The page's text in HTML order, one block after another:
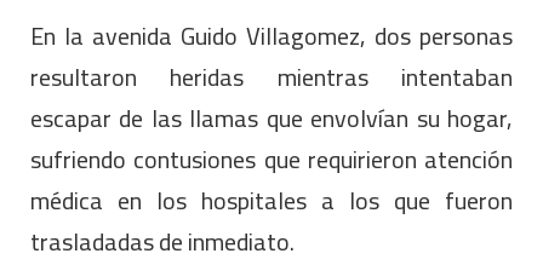
En la avenida Guido Villagomez, dos personas
resultaron heridas mientras intentaban
escapar de las llamas que envolvían su hogar,
sufriendo contusiones que requirieron atención
médica en los hospitales a los que fueron
trasladadas de inmediato.